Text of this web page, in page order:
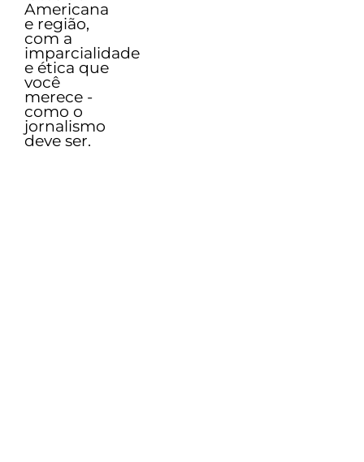
Americana
e região,
com a
imparcialidade
e ética que
você
merece -
como o
jornalismo
deve ser.